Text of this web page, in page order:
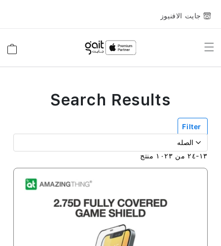
جايت الافنيوز
Toggle
Filter
١٣-٢٤ من ١٠٢٣ منتج
Search Results